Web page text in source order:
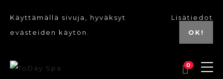
Käyttämällä sivuja, hyväksyt
evästeiden käytön.
Lisätiedot
OK!
0